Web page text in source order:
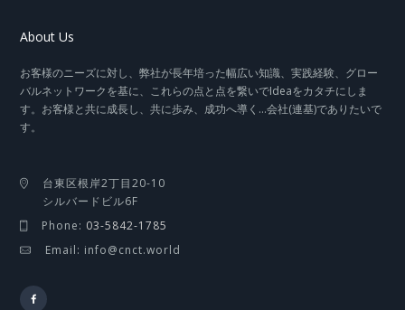
About Us
お客様のニーズに対し、弊社が長年培った幅広い知識、実践経験、グロー
バルネットワークを基に、これらの点と点を繋いでIdeaをカタチにしま
す。お客様と共に成長し、共に歩み、成功へ導く…会社(連基)でありたいで
す。
台東区根岸2丁目20-10
シルバードビル6F
Phone: 03-5842-1785
Email: info@cnct.world